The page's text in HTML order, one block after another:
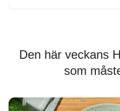
Den här veckans
som